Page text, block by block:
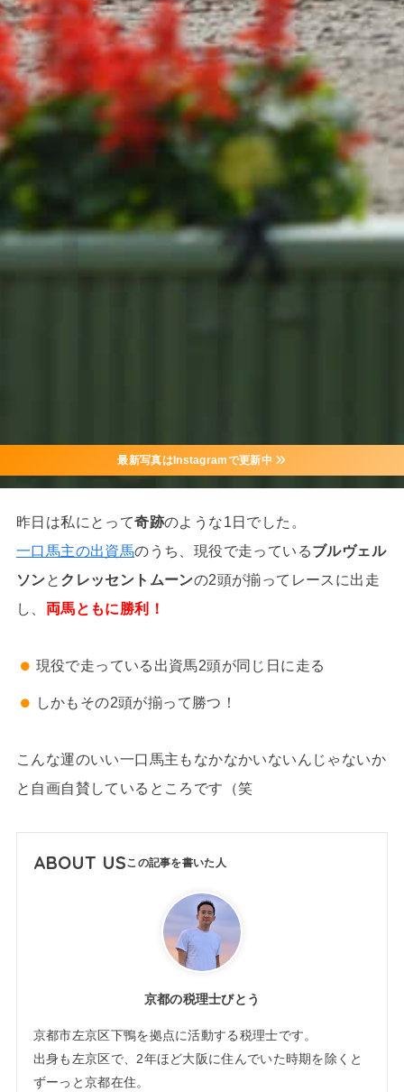
最新写真はInstagramで更新中
昨日は私にとって奇跡のような1日でした。
一口馬主の出資馬のうち、現役で走っているブルヴェル
ソンと クレッセントムーンの2頭が揃ってレースに出走
し、 両馬ともに勝利！
現役で走っている出資馬2頭が同じ日に走る
しかもその2頭が揃って勝つ！
こんな運のいい一口馬主もなかなかいないんじゃないか
と自画自賛しているところです（笑
ABOUT US
京都の税理士びとう
京都市左京区下鴨を拠点に活動する税理士です。
出身も左京区で、2年ほど大阪に住んでいた時期を除くと
ずーっと京都在住。